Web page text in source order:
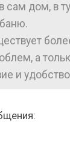
сам дом, в
а
и